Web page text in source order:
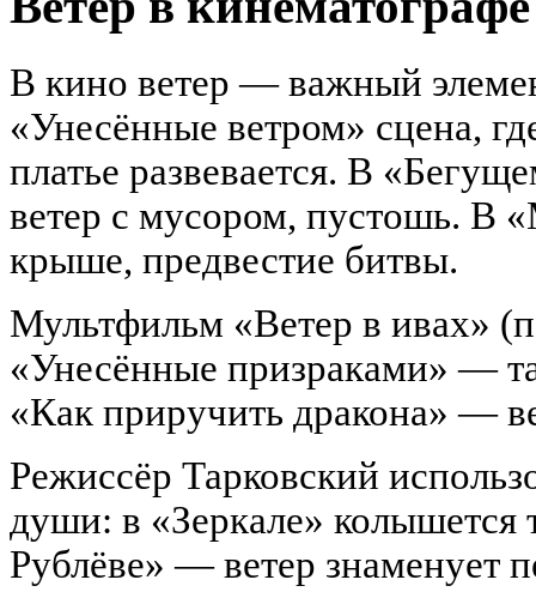
В кино ветер — важный
«Унесённые ветром» сцена,
платье развевается. В
ветер с мусором, пустошь. В
крыше, предвестие битвы.
Мультфильм «Ветер в ивах»
«Унесённые призраками» —
«Как приручить дракона» —
Режиссёр Тарковский
души: в «Зеркале» колышется
Рублёве» — ветер знаменует